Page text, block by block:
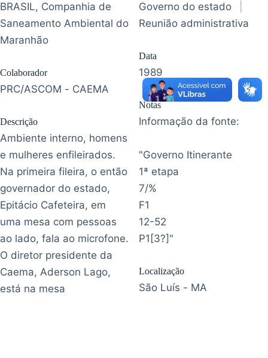
BRASIL, Companhia de
Saneamento Ambiental do
Maranhão
Colaborador
PRC/ASCOM - CAEMA
Descrição
Ambiente interno, homens
e mulheres enfileirados.
Na primeira fileira, o então
governador do estado,
Epitácio Cafeteira, em
uma mesa com pessoas
ao lado, fala ao microfone.
O diretor presidente da
Caema, Aderson Lago,
está na mesa
Governo do estado
Reunião administrativa
Data
1989
Notas
Informação da fonte:
"Governo Itinerante
1ª etapa
7/%
F1
12-52
P1[3?]"
Localização
São Luís - MA